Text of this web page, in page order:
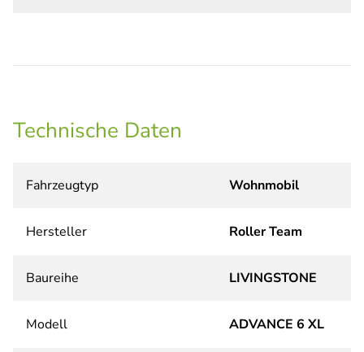
Technische Daten
Fahrzeugtyp Wohnmobil
Hersteller Roller Team
Baureihe LIVINGSTONE
Modell ADVANCE 6 XL